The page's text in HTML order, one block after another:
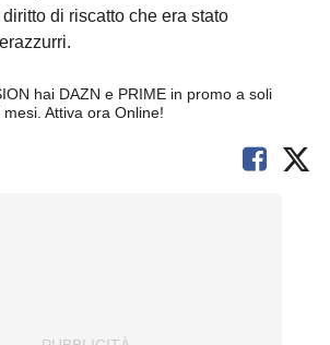
di riscatto che era stato
hai DAZN e PRIME in promo a soli
Attiva ora Online!